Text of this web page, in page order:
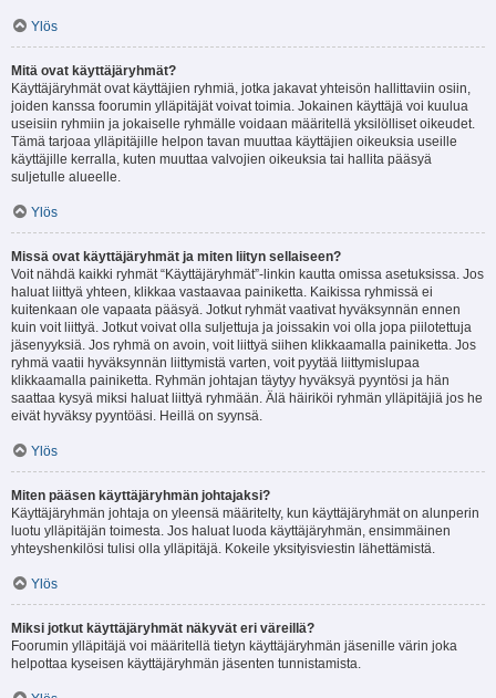
Ylös
Mitä ovat käyttäjäryhmät?
Käyttäjäryhmät ovat käyttäjien ryhmiä, jotka jakavat yhteisön hallittaviin osiin,
joiden kanssa foorumin ylläpitäjät voivat toimia. Jokainen käyttäjä voi kuulua
useisiin ryhmiin ja jokaiselle ryhmälle voidaan määritellä yksilölliset oikeudet.
Tämä tarjoaa ylläpitäjille helpon tavan muuttaa käyttäjien oikeuksia useille
käyttäjille kerralla, kuten muuttaa valvojien oikeuksia tai hallita pääsyä
suljetulle alueelle.
Ylös
Missä ovat käyttäjäryhmät ja miten liityn sellaiseen?
Voit nähdä kaikki ryhmät “Käyttäjäryhmät”-linkin kautta omissa asetuksissa. Jos
haluat liittyä yhteen, klikkaa vastaavaa painiketta. Kaikissa ryhmissä ei
kuitenkaan ole vapaata pääsyä. Jotkut ryhmät vaativat hyväksynnän ennen
kuin voit liittyä. Jotkut voivat olla suljettuja ja joissakin voi olla jopa piilotettuja
jäsenyyksiä. Jos ryhmä on avoin, voit liittyä siihen klikkaamalla painiketta. Jos
ryhmä vaatii hyväksynnän liittymistä varten, voit pyytää liittymislupaa
klikkaamalla painiketta. Ryhmän johtajan täytyy hyväksyä pyyntösi ja hän
saattaa kysyä miksi haluat liittyä ryhmään. Älä häiriköi ryhmän ylläpitäjiä jos he
eivät hyväksy pyyntöäsi. Heillä on syynsä.
Ylös
Miten pääsen käyttäjäryhmän johtajaksi?
Käyttäjäryhmän johtaja on yleensä määritelty, kun käyttäjäryhmät on alunperin
luotu ylläpitäjän toimesta. Jos haluat luoda käyttäjäryhmän, ensimmäinen
yhteyshenkilösi tulisi olla ylläpitäjä. Kokeile yksityisviestin lähettämistä.
Ylös
Miksi jotkut käyttäjäryhmät näkyvät eri väreillä?
Foorumin ylläpitäjä voi määritellä tietyn käyttäjäryhmän jäsenille värin joka
helpottaa kyseisen käyttäjäryhmän jäsenten tunnistamista.